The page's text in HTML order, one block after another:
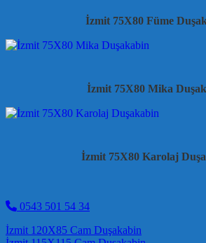
İzmit 75X80 Füme
İzmit 75X80 Mika
İzmit 75X80 Karolaj
0543 501 54 34
Post navigation
İzmit 120X85 Cam Duşakabin